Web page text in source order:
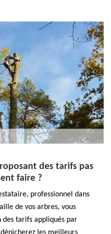
des tarifs pas
faire ?
professionnel dans
de vos arbres, vous
des tarifs appliqués par